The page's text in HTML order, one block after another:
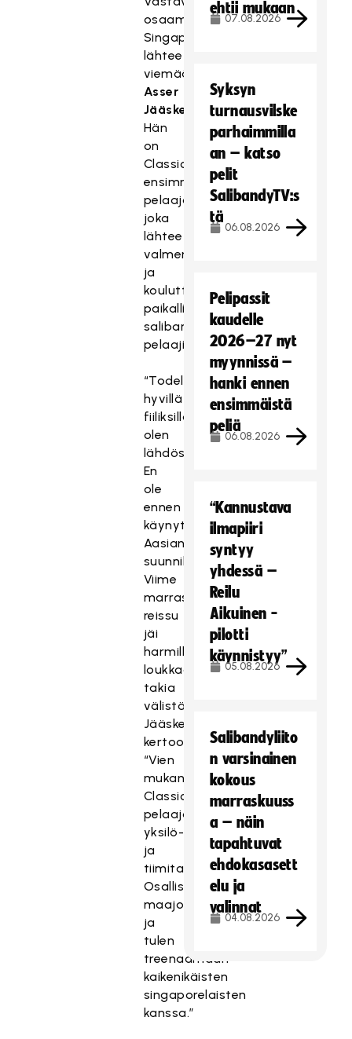
osaamista
Singaporeen
lähtee
viemään
Asser
Jääskeläinen.
Hän
on
Classicin
ensimmäinen
pelaaja,
joka
lähtee
valmentamaan
ja
kouluttamaan
paikallisia
salibandyn
pelaajia.
“Todella
hyvillä
fiiliksillä
olen
lähdössä.
En
ole
ennen
käynyt
Aasian
suunnilla.
Viime
marraskuun
reissu
jäi
harmillisesti
loukkaantumisen
takia
välistä”,
Jääskeläinen
kertoo.
“Vien
mukanani
Classicin
pelaajatekniikkaa,
yksilö-
ja
tiimitasolla.
Osallistun
maajoukkueleireille,
ja
tulen
treenaamaan
kaikenikäisten
singaporelaisten
kanssa.”
ehtii mukaan
07.08.2026
Syksyn
turnausvilske
parhaimmilla
an – katso
pelit
SalibandyTV:s
tä
06.08.2026
Pelipassit
kaudelle
2026–27 nyt
myynnissä –
hanki ennen
ensimmäistä
peliä
06.08.2026
“Kannustava
ilmapiiri
syntyy
yhdessä –
Reilu
Aikuinen -
pilotti
käynnistyy”
05.08.2026
Salibandyliito
n varsinainen
kokous
marraskuuss
a – näin
tapahtuvat
ehdokasasett
elu ja
valinnat
04.08.2026